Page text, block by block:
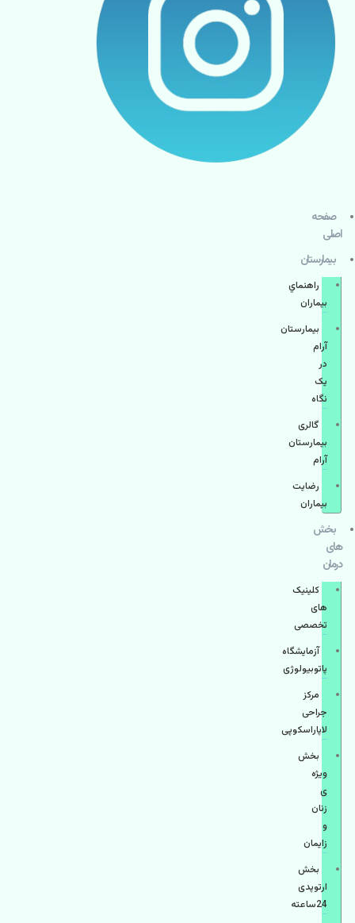
صفحه
اصلی
بيمارستان
راهنماي
بیماران
بیمارستان
آرام
در
یک
نگاه
گالری
بیمارستان
آرام
رضایت
بیماران
بخش
های
درمان
کلینیک
های
تخصصی
آزمایشگاه
پاتوبیولوژی
مرکز
جراحی
لاپاراسکوپی
بخش
ویژه
ی
زنان
و
زایمان
بخش
ارتوپدی
24ساعته